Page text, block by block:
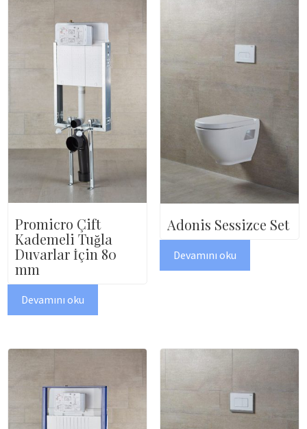
Promicro Çift
Kademeli Tuğla
Duvarlar İçin 80
mm
Devamını oku
Adonis Sessizce Set
Devamını oku